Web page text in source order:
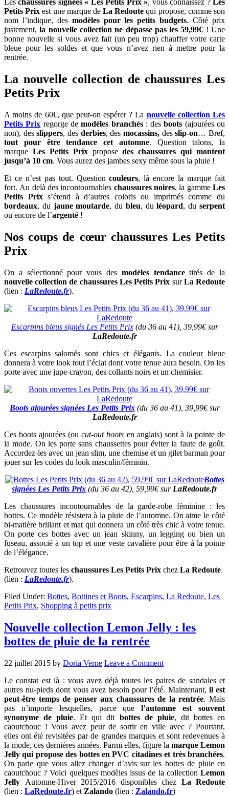
Leschaussures signées « Les Petits Prix », vous connaissez ?
Les
Petits Prix est une marque deLa Redoute qui propose, comme son
nom l’indique, des modèles pour les petits budgets. Côté prix
justement,la nouvelle collection ne dépasse pas les 59,99€ ! Une
bonne nouvelle si vous avez fait (un peu trop) chauffer votre carte
bleue pour les soldes et que vous n’avez rien à mettre pour la
rentrée.
La nouvelle collection de chaussures Les
Petits Prix
A moins de 60€, que peut-on espérer ? La nouvelle collection Les
Petits Prix regorge demodèles branchés: desboots (ajourées ou
non), desslippers, des derbies, desmocassins, desslip-on… Bref,
tout pour être tendance cet automne. Question talons, la
marque Les Petits Prixproposedes chaussures qui montent
jusqu’à 10 cm. Vous aurez des jambes sexy même sous la pluie !
Et ce n’est pas tout. Questioncouleurs, là encore la marque fait
fort. Au delà des incontournables chaussures noires, la gammeLes
Petits Prixs’étend à d’autres coloris ou imprimés comme du
bordeaux, du jaune moutarde, du bleu, duléopard, du serpent
ou encore de l’argenté !
Nos coups de cœur chaussures Les Petits
Prix
On a sélectionné pour vous des modèles tendancetirés de la
nouvelle collection de chaussures Les Petits Prix surLa Redoute
(lien : LaRedoute.fr).
Escarpins bleus signés Les Petits Prix(du 36 au 41), 39,99€ sur
LaRedoute.fr
Ces escarpins salomés sont chics et élégants. La couleur bleue
donnera à votre look tout l’éclat dont votre tenue aura besoin. On les
porte avec une jupe-crayon, des collants noirs et un chemisier.
Boots ajourées signées Les Petits Prix(du 36 au 41), 39,99€ sur
LaRedoute.fr
Ces boots ajourées (oucut-out boots en anglais) sont à la pointe de
la mode. On les porte sans chaussettes pour éviter la faute de goût.
Accordez-les avec un jean slim, une chemise et un gilet barman pour
jouer sur les codes du look masculin/féminin.
Bottes
signées Les Petits Prix (du 36 au 42), 59,99€ sur LaRedoute.fr
Les chaussures incontournables de la garde-robe féminine : les
bottes. Ce modèle résistera à la pluie de l’automne. On aime le côté
bi-matière brillant et mat qui donnera un côté très chic à votre tenue.
On porte ces bottes avec un jean skinny, un legging ou bien un
fuseau, associé à un top et une veste cavalière pour être à la pointe
de l’élégance.
Retrouvez toutes les chaussures Les Petits Prix chez La Redoute
(lien : LaRedoute.fr).
Filed Under: Bottes, Bottines et Boots, Escarpins, La Redoute, Les
Petits Prix, Shopping à petits prix
Nouvelle collection Lemon Jelly : les
bottes de pluie de la rentrée
22 juillet 2015 by Doria Verne Leave a Comment
Le constat est là : vous avez déjà toutes les paires de sandales et
autres nu-pieds dont vous avez besoin pour l’été. Maintenant, il est
peut-être temps de penser aux chaussures de la rentrée. Mais
pas n’importe lesquelles, parce quel’automne est souvent
synonyme de pluie. Et qui dit bottes de pluie, dit bottes en
caoutchouc ! Vous avez peur de sortir en ville avec ? Pourtant,
elles ont été revisitées par de grandes marques et sont redevenues à
la mode, ces dernières années. Parmi elles, figure la marque Lemon
Jelly qui propose des bottes en PVC citadines et très branchées.
On parie que vous allez changer d’avis sur les bottes de pluie en
caoutchouc ? Voici quelques modèles issus de la collection Lemon
Jelly Automne-Hiver 2015/2016 disponibles chez La Redoute
(lien : LaRedoute.fr) et Zalando (lien : Zalando.fr)